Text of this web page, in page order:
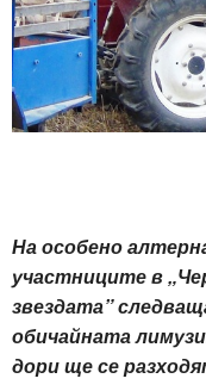
На особено
участниците в
звездата”
обичайната
дори ще се